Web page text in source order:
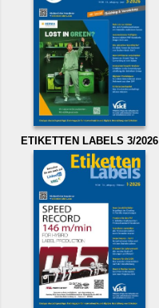
ETIKETTEN LABELS 3/2026